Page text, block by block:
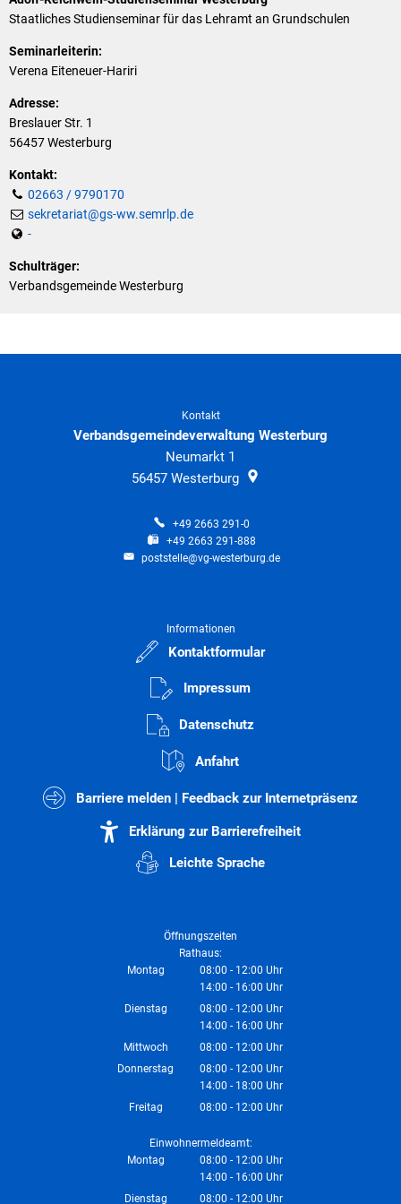
Westerburg
Staatliches Studienseminar für das Lehramt an Grundschulen
Seminarleiterin:
Verena Eiteneuer-Hariri
Adresse:
Breslauer Str. 1
56457 Westerburg
Kontakt:
02663 / 9790170
sekretariat@gs-ww.semrlp.de
-
Schulträger:
Verbandsgemeinde Westerburg
Kontakt
Verbandsgemeindeverwaltung Westerburg
Neumarkt 1
56457 Westerburg
+49 2663 291-0
+49 2663 291-888
poststelle@vg-westerburg.de
Informationen
Kontaktformular
Impressum
Datenschutz
Anfahrt
Barriere melden | Feedback zur Internetpräsenz
Erklärung zur Barrierefreiheit
Leichte Sprache
Öffnungszeiten
Rathaus:
Montag
08:00 - 12:00 Uhr
Von 08:00 bis 12:00 Uhr
14:00 - 16:00 Uhr
Von 14:00 bis 16:00 Uhr
Dienstag 08:00 - 12:00 Uhr
Von 08:00 bis 12:00 Uhr
14:00 - 16:00 Uhr
Von 14:00 bis 16:00 Uhr
Mittwoch 08:00 - 12:00 Uhr
Von 08:00 bis 12:00 Uhr
Donnerstag 08:00 - 12:00 Uhr
Von 08:00 bis 12:00 Uhr
14:00 - 18:00 Uhr
Von 14:00 bis 18:00 Uhr
Freitag 08:00 - 12:00 Uhr
Einwohnermeldeamt:
Montag
08:00 - 12:00 Uhr
Von 08:00 bis 12:00 Uhr
14:00 - 16:00 Uhr
Von 14:00 bis 16:00 Uhr
Dienstag 08:00 - 12:00 Uhr